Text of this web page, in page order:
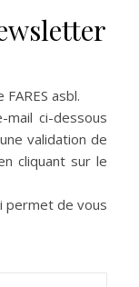
FARES asbl.
ci-dessous
validation de
cliquant sur le
permet de vous